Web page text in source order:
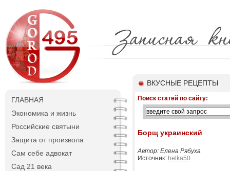
ГЛАВНАЯ
Экономика и жизнь
Российские святыни
Защита от произвола
Сам себе адвокат
Сад 21 века
ВКУСНЫЕ РЕЦЕПТЫ
Поиск статей по сайту:
Борщ украинский
Автор: Елена Рябуха
Источник: helka50